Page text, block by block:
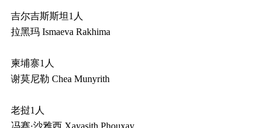
吉尔吉斯斯坦1人
拉黑玛 Ismaeva Rakhima
柬埔寨1人
谢莫尼勒 Chea Munyrith
老挝1人